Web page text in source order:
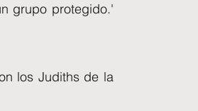
grupo protegido.'
los Judiths de la